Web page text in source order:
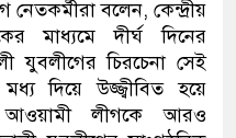
ব‌লেন, কেন্দ্রীয়
মাধ্য‌মে দীর্ঘ দিনের
যুবলীগের চিরচেনা সেই
দিয়ে উজ্জ্বী‌বিত হ‌য়ে
আওয়ামী লীগ‌কে আরও